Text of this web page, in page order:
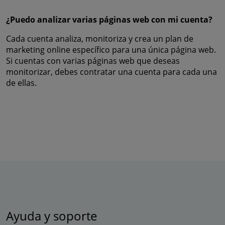
¿Puedo analizar varias páginas web con mi cuenta?
Cada cuenta analiza, monitoriza y crea un plan de
marketing online específico para una única página web.
Si cuentas con varias páginas web que deseas
monitorizar, debes contratar una cuenta para cada una
de ellas.
Ayuda y soporte